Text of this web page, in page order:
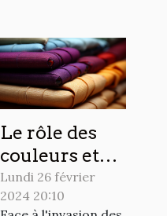
Le rôle des
couleurs et
des textures
dans la lutte
Lundi 26 février
2024 20:10